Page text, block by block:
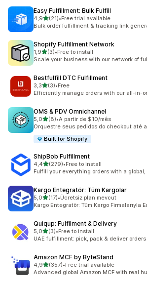
Easy Fulfillment: Bulk Fulfill
4,95 yıldız üzerinden
(21)
toplam 21 değerlendirme
•Free trial available
Bulk order fulfillment & tracking link
Shopify Fulfillment Network
1,95 yıldız üzerinden
(3)
toplam 3 değerlendirme
•Free to install
Scale your business with our network of
Bestfulfill DTC Fulfillment
3,35 yıldız üzerinden
(3)
toplam 3 değerlendirme
•Free
Efficiently manage orders with our all-in-
OMS & PDV Omnichannel
5,05 yıldız üzerinden
(8)
toplam 8 değerlendirme
•A partir de $10/mês
Orquestre seus pedidos do checkout até
Built for Shopify
ShipBob Fulfillment
4,45 yıldız üzerinden
(279)
toplam 279 değerlendirme
•Free to install
Fulfill your everything orders with a global,
Kargo Entegratör: Tüm Kargolar
5,05 yıldız üzerinden
(17)
toplam 17 değerlendirme
•Ücretsiz plan mevcut
Kargo Entegratör: Tüm Kargo Firmalarıyla
Quiqup: Fulfilment & Delivery
5,05 yıldız üzerinden
(3)
toplam 3 değerlendirme
•Free to install
UAE fulfillment: pick, pack & deliver orders
Amazon MCF by ByteStand
4,95 yıldız üzerinden
(357)
toplam 357 değerlendirme
•Free trial available
Advanced global Amazon MCF with real